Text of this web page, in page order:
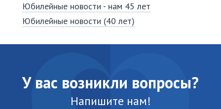
Юбилейные новости - нам 45 лет
Юбилейные новости (40 лет)
У вас возникли вопросы?
Напишите нам!